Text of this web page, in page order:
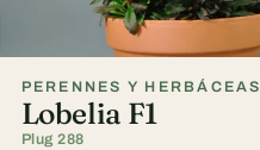
PERENNES Y HERBÁCEAS
Lobelia F1
Plug 288